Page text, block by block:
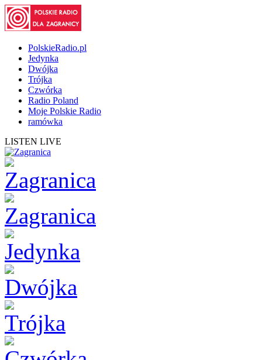
PolskieRadio.pl
Jedynka
Dwójka
Trójka
Czwórka
Radio Poland
Moje Polskie Radio
ramówka
LISTEN LIVE